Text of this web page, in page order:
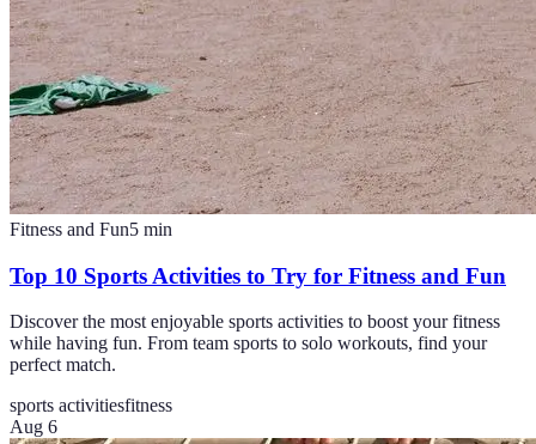
Fitness and Fun5 min
Top 10 Sports Activities to Try for Fitness and Fun
Discover the most enjoyable sports activities to boost your fitness
while having fun. From team sports to solo workouts, find your
perfect match.
sports activitiesfitness
Aug 6